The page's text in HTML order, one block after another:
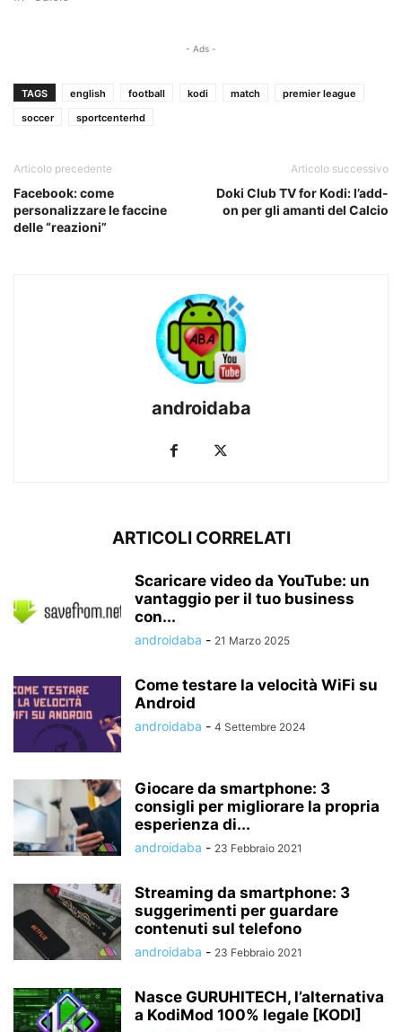
- Ads -
TAGS english football kodi match
premier league
soccer
sportcenterhd
Articolo precedente
Facebook: come
personalizzare le faccine
delle “reazioni”
Articolo successivo
Doki Club TV for Kodi: l’add-
on per gli amanti del Calcio
androidaba
ARTICOLI CORRELATI
Scaricare video da YouTube: un
vantaggio per il tuo business
con...
androidaba - 21 Marzo 2025
Come testare la velocità WiFi su
Android
androidaba - 4 Settembre 2024
Giocare da smartphone: 3
consigli per migliorare la propria
esperienza di...
androidaba - 23 Febbraio 2021
Streaming da smartphone: 3
suggerimenti per guardare
contenuti sul telefono
androidaba - 23 Febbraio 2021
Nasce GURUHITECH, l’alternativa
a KodiMod 100% legale [KODI]